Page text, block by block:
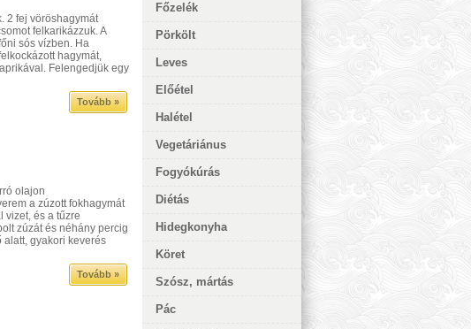
Főzelék
Pörkölt
Leves
Előétel
Halétel
Vegetáriánus
Fogyókúrás
Diétás
Hidegkonyha
Köret
Szósz, mártás
Pác
2 fej vöröshagymát
felkarikázzuk. A
sós vízben. Ha
hagymát,
Felengedjük egy
Tovább »
olajon
a zúzott fokhagymát
vizet, és a tűzre
zúzát és néhány percig
alatt, gyakori keverés
Tovább »